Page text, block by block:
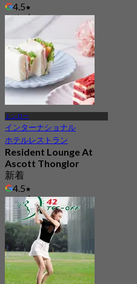
4.5
から฿ 765
トンロー
インターナショナル
ホテルレストラン
Resident Lounge At
Ascott Thonglor
新着
4.5
から฿ 475